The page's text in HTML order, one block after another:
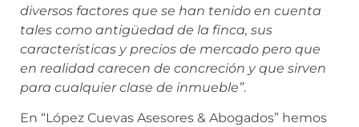
diversos factores que se han tenido en cuenta
tales como antigüedad de la finca, sus
características y precios de mercado pero que
en realidad carecen de concreción y que sirven
para cualquier clase de inmueble”.
En “López Cuevas Asesores & Abogados” hemos